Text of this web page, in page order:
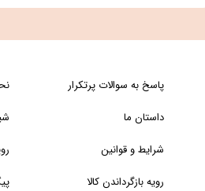
پاسخ به سوالات پرتکرار
داستان ما
شرایط و قوانین
رویه بازگرداندن کالا